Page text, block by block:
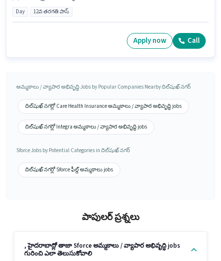
Day 12వ తరగతి పాస్
Apply now Call
అమ్మకాలు / వ్యాపార అభివృద్ధి Jobs by Popular Companies Nearby దిల్‌షుఖ్ నగర్
దిల్‌షుఖ్ నగర్లో Care Health Insurance అమ్మకాలు / వ్యాపార అభివృద్ధి jobs
దిల్‌షుఖ్ నగర్లో Integra అమ్మకాలు / వ్యాపార అభివృద్ధి jobs
Sforce Jobs by Potential Categories in దిల్‌షుఖ్ నగర్
దిల్‌షుఖ్ నగర్లో Sforce ఫీల్డ్ అమ్మకాలు jobs
పాపులర్ ప్రశ్నలు
, హైదరాబాద్లో తాజా Sforce అమ్మకాలు / వ్యాపార అభివృద్ధి jobs
గురించి ఎలా తెలుసుకోవాలి